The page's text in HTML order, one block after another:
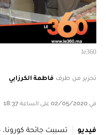
le360
تحرير من طرف فاطمة الكرزابي
في 02/05/2020 على الساعة 18:37
فيديو
تسببت جائحة